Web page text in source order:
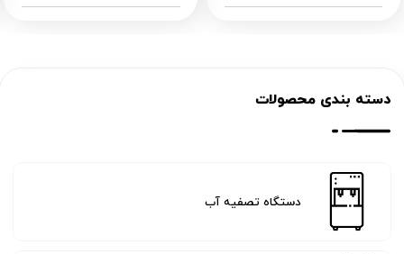
دسته بندی محصولات
دستگاه تصفیه آب